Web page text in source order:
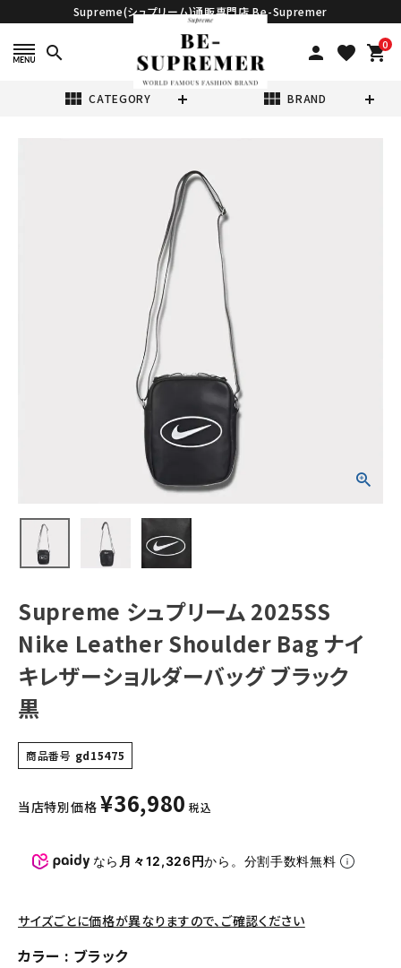
Supreme(シュプリーム)通販専門店 Be-Supremer
search person favorite 0
shopping_cart
view_module CATEGORY view_module BRAND
Tシャツ・ロングスリーブ
パーカー・トレーナー
キャップ・ハット
ニット帽・ビーニー
その他バッグ類
スニーカー・ブーツ
パンツ・ショーツ
SEASON
Supreme シュプリーム 2025SS
Nike Leather Shoulder Bag ナイ
キレザーショルダーバッグ ブラック
黒
商品番号 gd15475
当店特別価格 ¥36,980 税込
なら 月々12,326円から。分割手数料無料
サイズごとに価格が異なりますので、ご確認ください
カラー ブラック